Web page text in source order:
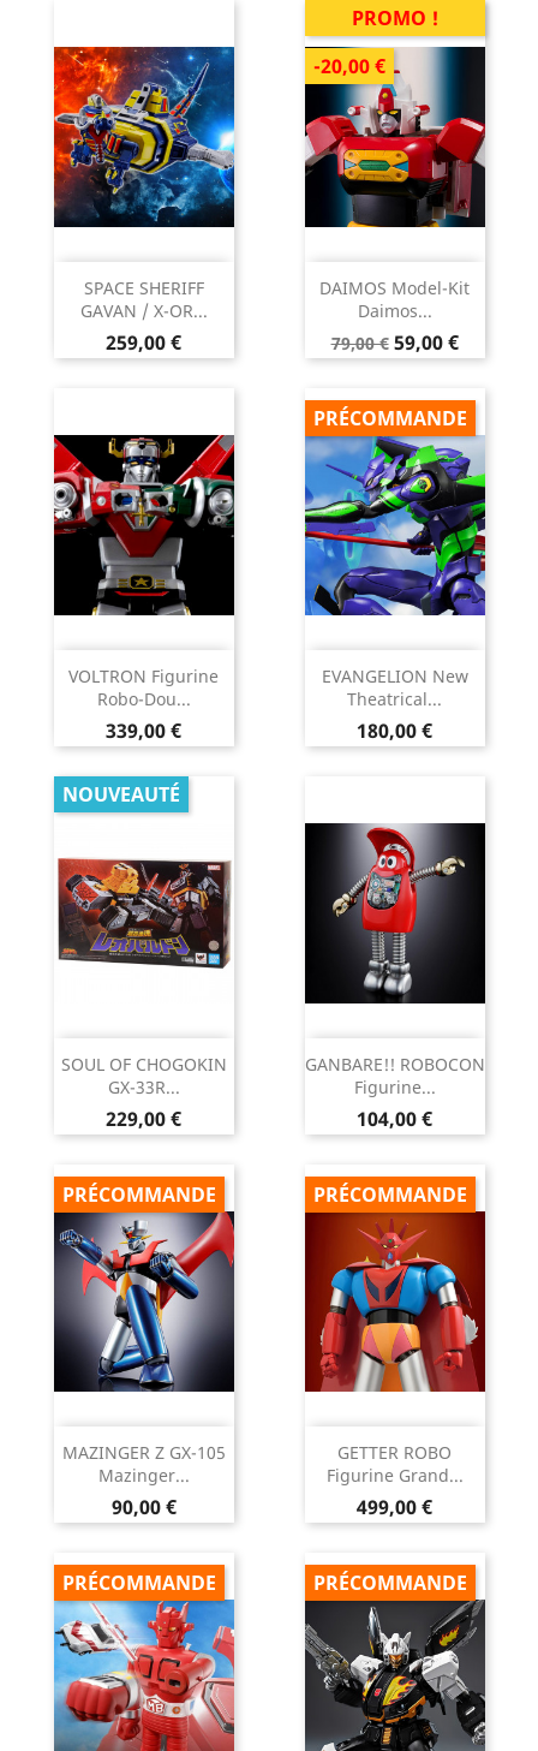
SPACE SHERIFF
GAVAN / X-OR...
Prix
259,00 €
DAIMOS Model-Kit
Daimos...
Prix
de
79,00 € Prix
59,00 €
PROMO !
-20,00 €
VOLTRON Figurine
Robo-Dou...
Prix
339,00 €
EVANGELION New
Theatrical...
Prix
180,00 €
PRÉCOMMANDE
SOUL OF CHOGOKIN
GX-33R...
Prix
229,00 €
NOUVEAUTÉ
GANBARE!! ROBOCON
Figurine...
Prix
104,00 €
MAZINGER Z GX-105
Mazinger...
Prix
90,00 €
PRÉCOMMANDE
GETTER ROBO
Figurine Grand...
Prix
499,00 €
PRÉCOMMANDE
PRÉCOMMANDE PRÉCOMMANDE